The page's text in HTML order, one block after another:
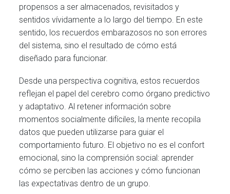
propensos a ser almacenados, revisitados y
sentidos vívidamente a lo largo del tiempo. En este
sentido, los recuerdos embarazosos no son errores
del sistema, sino el resultado de cómo está
diseñado para funcionar.
Desde una perspectiva cognitiva, estos recuerdos
reflejan el papel del cerebro como órgano predictivo
y adaptativo. Al retener información sobre
momentos socialmente difíciles, la mente recopila
datos que pueden utilizarse para guiar el
comportamiento futuro. El objetivo no es el confort
emocional, sino la comprensión social: aprender
cómo se perciben las acciones y cómo funcionan
las expectativas dentro de un grupo.